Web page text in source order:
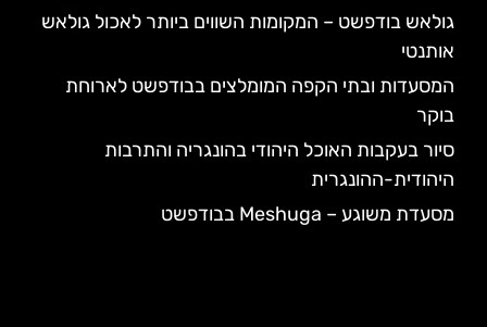
גולאש בודפשט – המקומות השווים ביותר לאכול גולאש
אותנטי
המסעדות ובתי הקפה המומלצים בבודפשט לארוחת
בוקר
סיור בעקבות האוכל היהודי בהונגריה והתרבות
היהודית-ההונגרית
מסעדת משוגע – Meshuga בבודפשט